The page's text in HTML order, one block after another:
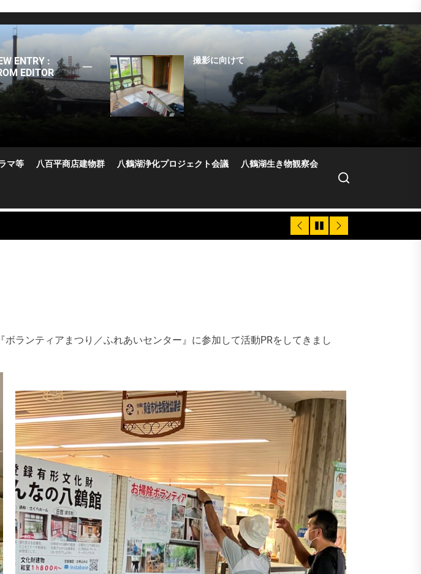
ENTRY :
EDITOR
撮影に向けて
水はけ問題
本館2階萩の間の雨漏り
補修作業
5.10お掃除＆修繕
マ等 八百平商店建物群 八鶴湖浄化プロジェクト会議 八鶴湖生き物観察会
ランティアまつり／ふれあいセンター』に参加して活動PRをしてきまし